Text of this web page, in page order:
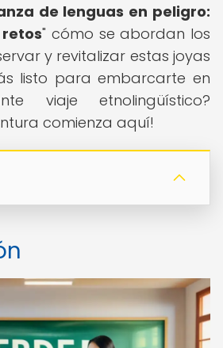
de lenguas en peligro:
" cómo se abordan los
y revitalizar estas joyas
listo para embarcarte en
viaje etnolingüístico?
comienza aquí!